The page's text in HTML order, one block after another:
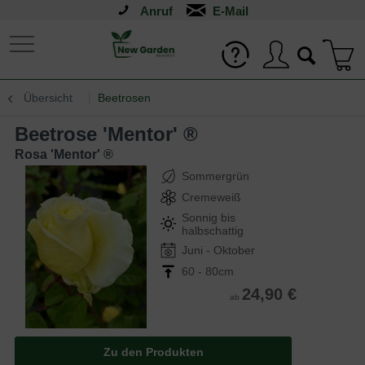
Anruf
Übersicht Beetrosen
Beetrose 'Mentor' ®
Rosa 'Mentor' ®
Sommergrün
Cremeweiß
Sonnig bis
halbschattig
Juni - Oktober
60 - 80cm
ab 24,90 €
Zu den Produkten